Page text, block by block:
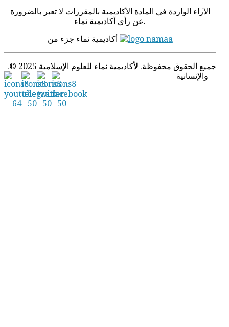
الآراء الواردة في المادة الأكادیمیة بالمقررات لا تعبر بالضرورة
عن رأي أكاديمية نماء.
.© 2025 جميع الحقوق محفوظة. لأكاديمية نماء للعلوم الإسلامية